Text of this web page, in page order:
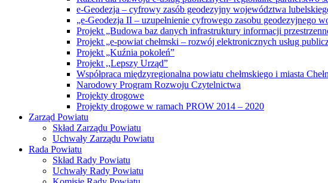
e-Geodezja – cyfrowy zasób geodezyjny województwa
„e-Geodezja II – uzupełnienie cyfrowego zasobu geodezyjnego
Projekt „Budowa baz danych infrastruktury informacji
Projekt „e-powiat chełmski – rozwój elektronicznych usług
Projekt „Kuźnia pokoleń”
Projekt ,,Lepszy Urząd”
Współpraca międzyregionalna powiatu chełmskiego i miasta
Narodowy Program Rozwoju Czytelnictwa
Projekty drogowe
Projekty drogowe w ramach PROW 2014 – 2020
Zarząd Powiatu
Skład Zarządu Powiatu
Uchwały Zarządu Powiatu
Rada Powiatu
Skład Rady Powiatu
Uchwały Rady Powiatu